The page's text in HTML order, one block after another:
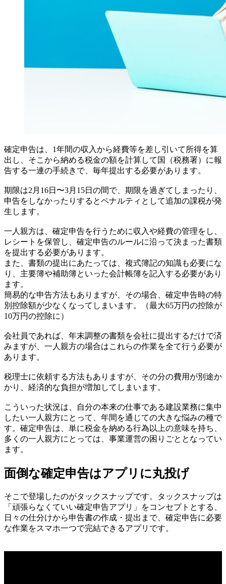
確定申告は、1年間の収入から経費等を差し引いて所得を算
出し、そこから納める税金の額を計算して国（税務署）に報
告する一連の手続きで、毎年提出する必要があります。
期限は2月16日〜3月15日の間で、期限を過ぎてしまったり、
申告をしなかったりするとペナルティとして追加の課税が発
生します。
一人親方は、確定申告を行うために収入や経費の管理をし、
レシートを保管し、確定申告のルールに沿って決まった書類
を提出する必要があります。
また、書類の提出にあたっては、複式簿記の知識も必要にな
り、主要簿や補助簿といった会計帳簿を記入する必要があり
ます。
簡易的な申告方法もありますが、その場合、確定申告時の特
別控除額が少なくなってしまいます。（最大65万円の控除が
10万円の控除に）
会社員であれば、年末調整の書類を会社に提出するだけで済
みますが、一人親方の場合はこれらの作業を全て行う必要が
あります。
税理士に依頼する方法もありますが、その分の費用が別途か
かり、経済的な負担が増加してしまいます。
こういった状況は、自分の本来の仕事である建設業務に集中
したい一人親方にとって、年間を通じての大きな悩みの種で
す。確定申告は、単に税金を納める行為以上の意味を持ち、
多くの一人親方にとっては、事業運営の困りごととなってい
ます。
面倒な確定申告はアプリに丸投げ
そこで登場したのがタックスナップです。タックスナップは
「頑張らなくていい確定申告アプリ」をコンセプトとする、
日々の仕分けから申告書の作成・提出まで、確定申告に必要
な作業をスマホ一つで完結できるアプリです。